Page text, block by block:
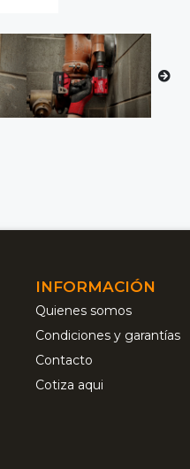
INFORMACIÓN
Quienes somos
Condiciones y garantías
Contacto
Cotiza aqui